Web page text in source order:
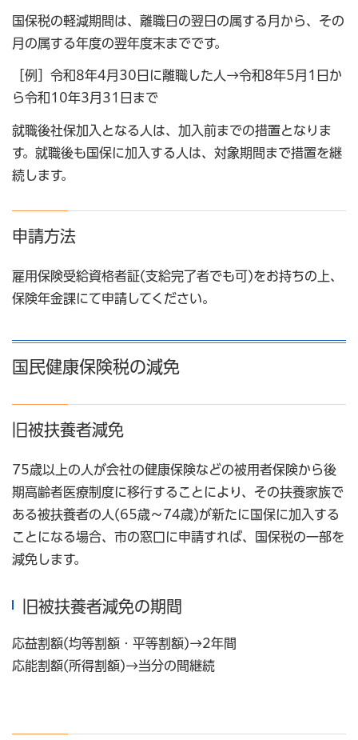
国保税の軽減期間は、離職日の翌日の属する月から、その
月の属する年度の翌年度末までです。
［例］令和8年4月30日に離職した人→令和8年5月1日か
ら令和10年3月31日まで
就職後社保加入となる人は、加入前までの措置となりま
す。就職後も国保に加入する人は、対象期間まで措置を継
続します。
申請方法
雇用保険受給資格者証(支給完了者でも可)をお持ちの上、
保険年金課にて申請してください。
国民健康保険税の減免
旧被扶養者減免
75歳以上の人が会社の健康保険などの被用者保険から後
期高齢者医療制度に移行することにより、その扶養家族で
ある被扶養者の人(65歳～74歳)が新たに国保に加入する
ことになる場合、市の窓口に申請すれば、国保税の一部を
減免します。
旧被扶養者減免の期間
応益割額(均等割額・平等割額)→2年間
応能割額(所得割額)→当分の間継続